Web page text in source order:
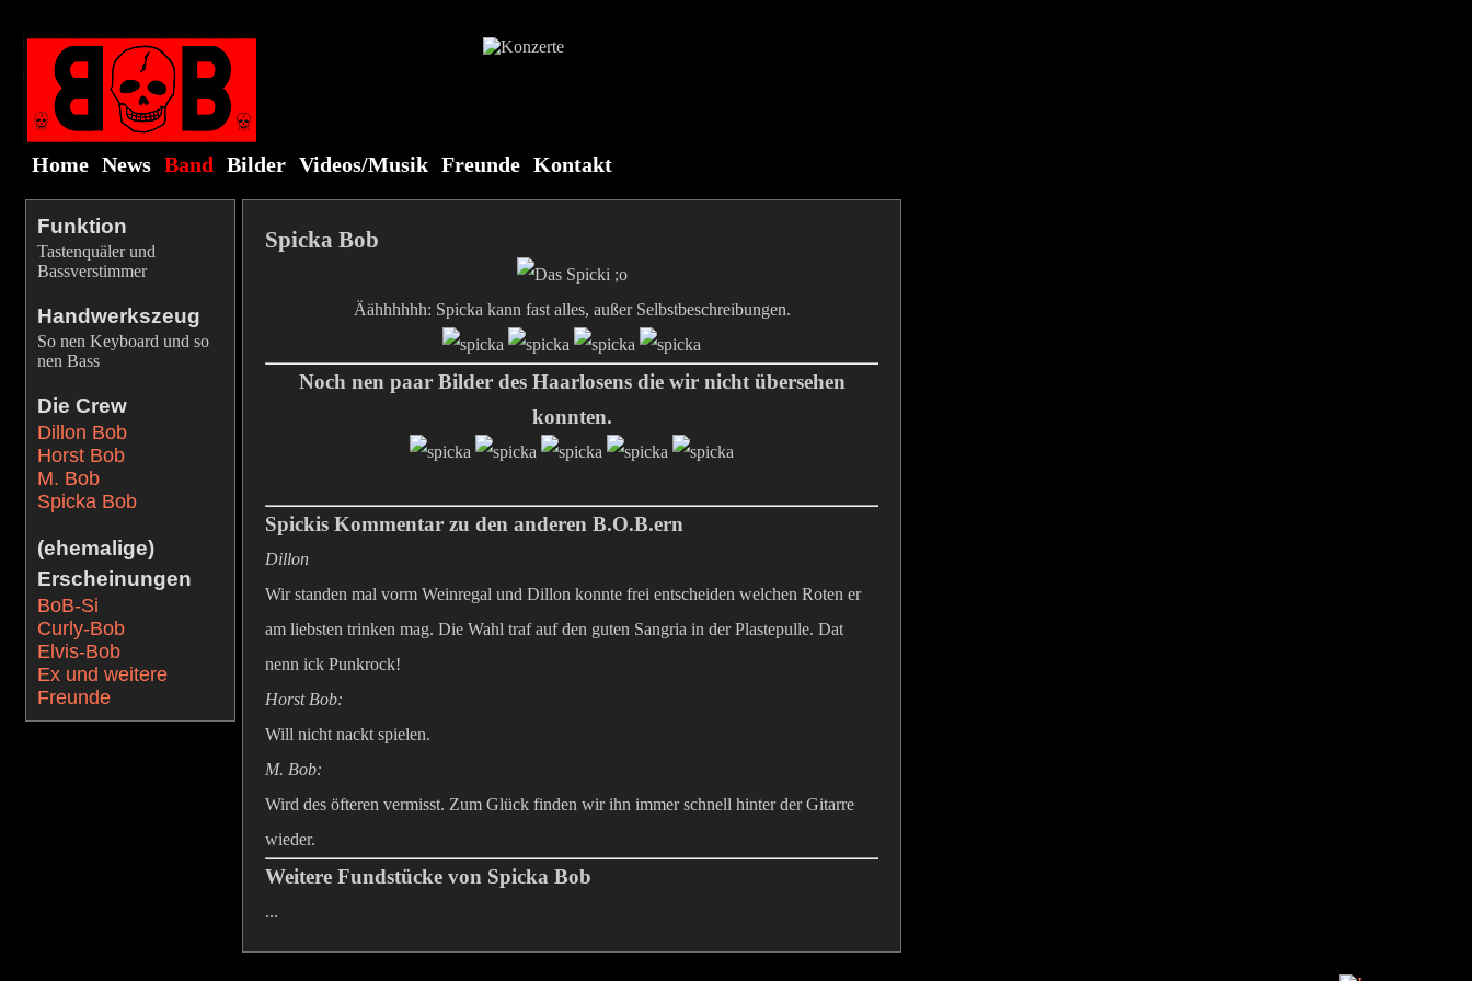
Home News Band Bilder Videos/Musik Freunde Kontakt
Funktion
Tastenquäler und
Bassverstimmer
Handwerkszeug
So nen Keyboard und so
nen Bass
Die Crew
Dillon Bob
Horst Bob
M. Bob
Spicka Bob
(ehemalige)
Erscheinungen
BoB-Si
Curly-Bob
Elvis-Bob
Ex und weitere
Freunde
Spicka Bob
Äähhhhhh: Spicka kann fast alles, außer Selbstbeschreibungen.
Noch nen paar Bilder des Haarlosens die wir nicht übersehen
konnten.
Spickis Kommentar zu den anderen B.O.B.ern
Dillon
Wir standen mal vorm Weinregal und Dillon konnte frei entscheiden welchen Roten er
am liebsten trinken mag. Die Wahl traf auf den guten Sangria in der Plastepulle. Dat
nenn ick Punkrock!
Horst Bob:
Will nicht nackt spielen.
M. Bob:
Wird des öfteren vermisst. Zum Glück finden wir ihn immer schnell hinter der Gitarre
wieder.
Weitere Fundstücke von Spicka Bob
...